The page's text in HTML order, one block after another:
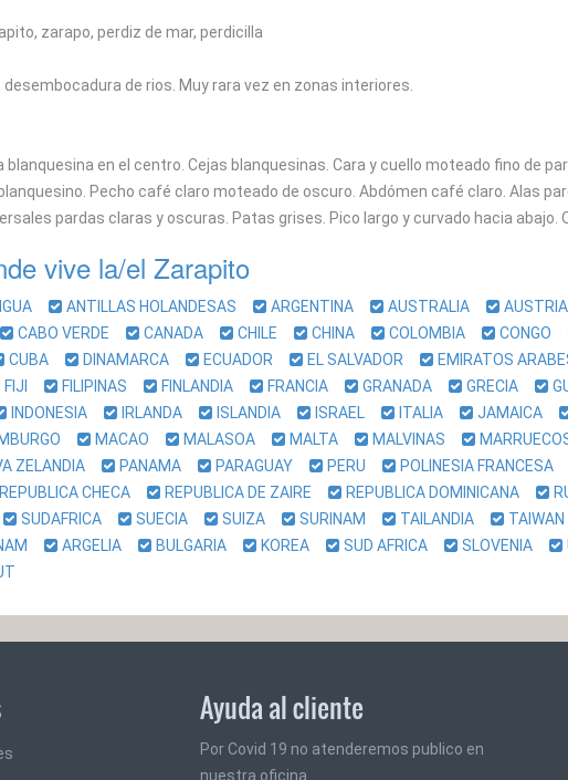
zarapo, perdiz de mar, perdicilla
de rios. Muy rara vez en zonas interiores.
blanquesina en el centro. Cejas blanquesinas. Cara y cuello moteado fino de
Pecho café claro moteado de oscuro. Abdómen café claro. Alas
pardas claras y oscuras. Patas grises. Pico largo y curvado hacia abajo.
vive la/el Zarapito
ANTILLAS HOLANDESAS ARGENTINA AUSTRALIA
CABO VERDE CANADA CHILE CHINA COLOMBIA CONGO
CUBA DINAMARCA ECUADOR EL SALVADOR EMIRATOS
FIJI FILIPINAS FINLANDIA FRANCIA GRANADA GRECIA
INDONESIA IRLANDA ISLANDIA ISRAEL ITALIA JAMAICA
MACAO MALASOA MALTA MALVINAS
ZELANDIA PANAMA PARAGUAY PERU POLINESIA FRANCESA
REPUBLICA CHECA REPUBLICA DE ZAIRE REPUBLICA DOMINICANA
SUDAFRICA SUECIA SUIZA SURINAM TAILANDIA TAIWAN
ARGELIA BULGARIA KOREA SUD AFRICA SLOVENIA
Ayuda al cliente
Por Covid 19 no atenderemos publico en
nuestra oficina